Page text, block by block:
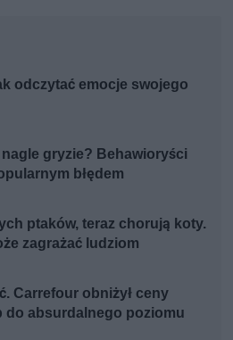
odczytać emocje swojego
gryzie? Behawioryści
błędem
ptaków, teraz chorują koty.
zagrażać ludziom
Carrefour obniżył ceny
do absurdalnego poziomu